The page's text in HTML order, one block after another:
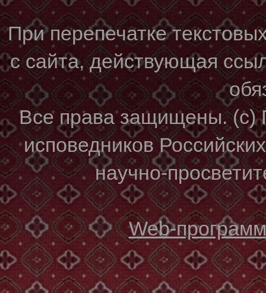
При перепечатке
с сайта, действующая
Все права защищены. (с)
исповедников
научно-
Web-